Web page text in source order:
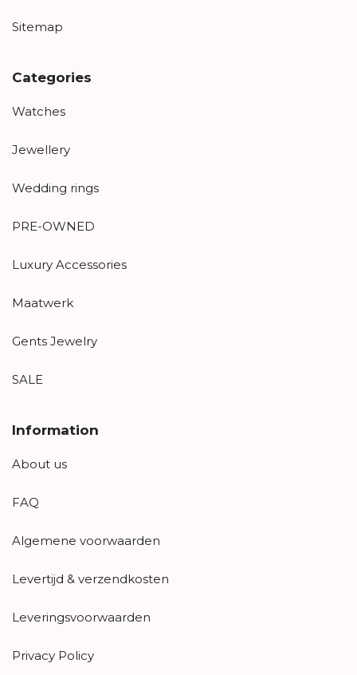
Sitemap
Categories
Watches
Jewellery
Wedding rings
PRE-OWNED
Luxury Accessories
Maatwerk
Gents Jewelry
SALE
Information
About us
FAQ
Algemene voorwaarden
Levertijd & verzendkosten
Leveringsvoorwaarden
Privacy Policy